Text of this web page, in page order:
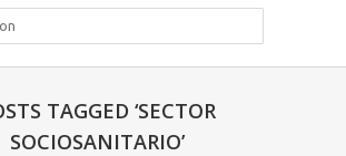
TAGGED ‘SECTOR
SOCIOSANITARIO’